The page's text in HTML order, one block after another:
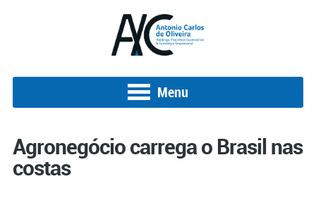
Menu
Agronegócio carrega o Brasil nas
costas